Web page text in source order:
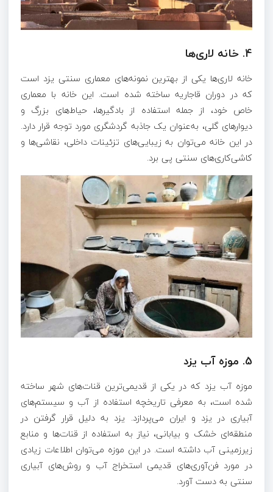
4. خانه لاری‌ها
خانه لاری‌ها یکی از بهترین نمونه‌های معماری سنتی یزد است
که در دوران قاجاریه ساخته شده است. این خانه با معماری
خاص خود، از جمله استفاده از بادگیرها، حیاط‌های بزرگ و
دیوارهای گلی، به‌عنوان یک جاذبه گردشگری مورد توجه قرار دارد.
در این خانه می‌توان به زیبایی‌های تزئینات داخلی، نقاشی‌ها و
کاشی‌کاری‌های سنتی پی برد.
5. موزه آب یزد
موزه آب یزد که در یکی از قدیمی‌ترین قنات‌های شهر ساخته
شده است، به معرفی تاریخچه استفاده از آب و سیستم‌های
آبیاری در یزد و ایران می‌پردازد. یزد به دلیل قرار گرفتن در
منطقه‌ای خشک و بیابانی، نیاز به استفاده از قنات‌ها و منابع
زیرزمینی آب داشته است. در این موزه می‌توان اطلاعات زیادی
در مورد فن‌آوری‌های قدیمی استخراج آب و روش‌های آبیاری
سنتی به دست آورد.